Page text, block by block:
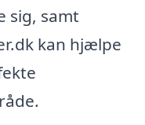
sig, samt
kan hjælpe